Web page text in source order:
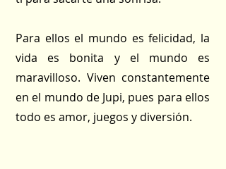
Para ellos el mundo es felicidad, la
vida es bonita y el mundo es
maravilloso. Viven constantemente
en el mundo de Jupi, pues para ellos
todo es amor, juegos y diversión.